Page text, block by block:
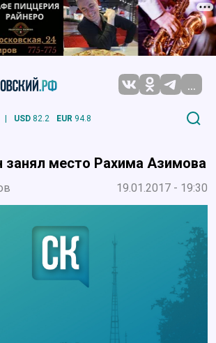
...
| USD 82.2 EUR 94.8
занял место Рахима Азимова
19.01.2017 - 19:30